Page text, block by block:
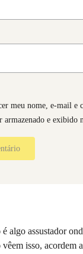
meu nome, e-mail e
armazenado e exibido
algo assustador
isso, acordem